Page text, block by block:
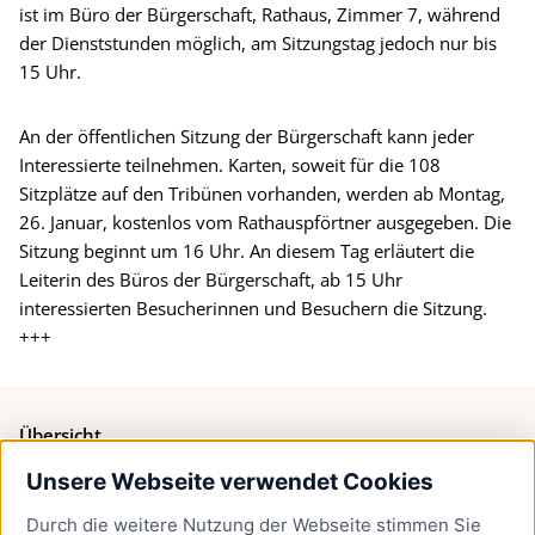
Unsere Webseite verwendet Cookies
Durch die weitere Nutzung der Webseite stimmen Sie
ist im Büro der Bürgerschaft, Rathaus, Zimmer 7, während
der Dienststunden möglich, am Sitzungstag jedoch nur bis
15 Uhr.
An der öffentlichen Sitzung der Bürgerschaft kann jeder
Interessierte teilnehmen. Karten, soweit für die 108
Sitzplätze auf den Tribünen vorhanden, werden ab Montag,
26. Januar, kostenlos vom Rathauspförtner ausgegeben. Die
Sitzung beginnt um 16 Uhr. An diesem Tag erläutert die
Leiterin des Büros der Bürgerschaft, ab 15 Uhr
interessierten Besucherinnen und Besuchern die Sitzung.
+++
Übersicht
Bürgerservice
Presse